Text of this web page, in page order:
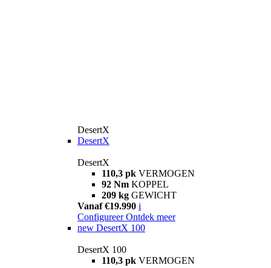
DesertX
DesertX
DesertX
110,3 pk VERMOGEN
92 Nm KOPPEL
209 kg GEWICHT
Vanaf €19.990 i
Configureer Ontdek meer
new DesertX 100
DesertX 100
110,3 pk VERMOGEN